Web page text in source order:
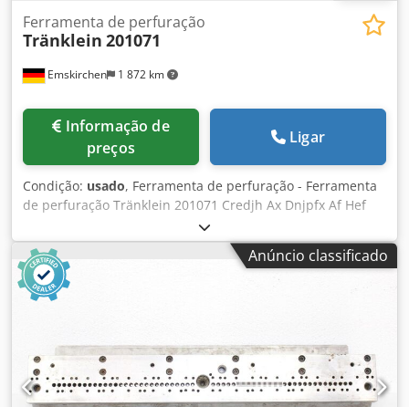
Emskirchen 1 872 km
Ferramenta de perfuração
Tränklein 201071
preços
Ligar
Condição: usado, Ferramenta de perfuração - Ferramenta
de perfuração Tränklein 201071 Credjh Ax Dnjpfx Af Hef
Inspeção de vídeo online por Skype-Video Ficaríamos muito
satisfeitos com a sua visita - mais máquinas em stock
Disponível imediatamente - Pode ser inspeccionado
Emskirchen / Nuremberga em stock - Pode ser testado
Anúncio classificado